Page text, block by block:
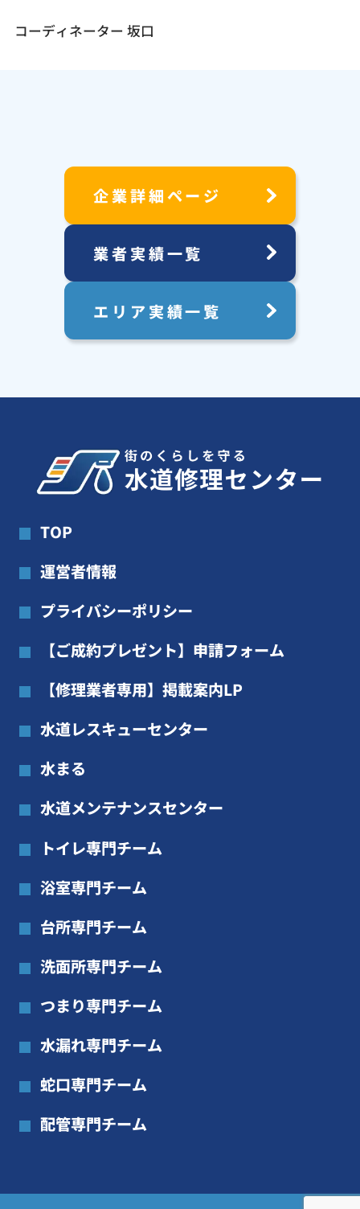
コーディネーター 坂口
企業詳細ページ
業者実績一覧
エリア実績一覧
TOP
運営者情報
プライバシーポリシー
【ご成約プレゼント】申請フォーム
【修理業者専用】掲載案内LP
水道レスキューセンター
水まる
水道メンテナンスセンター
トイレ専門チーム
浴室専門チーム
台所専門チーム
洗面所専門チーム
つまり専門チーム
水漏れ専門チーム
蛇口専門チーム
配管専門チーム